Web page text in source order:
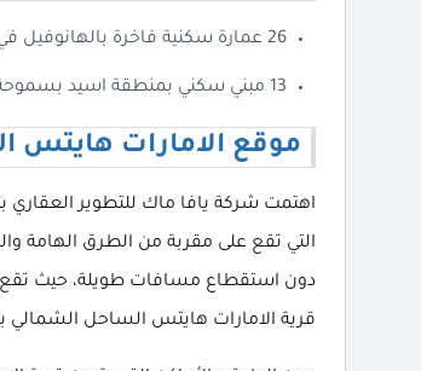
26 عمارة سكنية فاخرة بالهانوفيل في الإسكندرية.
13 مبني سكني بمنطقة اسيد بسموحة.
موقع الامارات هايتس
اهتمت شركة يافا ماك للتطوير العقاري
التي تقع على مقربة من الطرق الهامة
دون استقطاع مسافات طويلة، حيث تقع
قرية الامارات هايتس الساحل الشمالي بالكيلو 179 طريق اسكندرية/ مرسى مطروح بقلب